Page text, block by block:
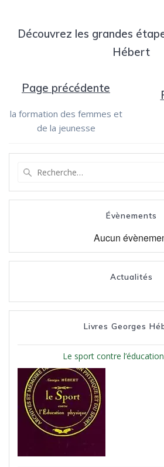
Découvrez les grandes
Hébert
Page précédente
la formation des femmes et
de la jeunesse
:
Évènements
Aucun
Actualités
Livres Georges
Le sport contre